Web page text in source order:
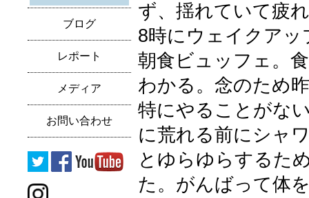
ブログ
レポート
メディア
お問い合わせ
ず、揺れていて疲
8時にウェイクア
朝食ビュッフェ。
わかる。念のため
特にやることがな
に荒れる前にシャ
とゆらゆらするた
た。がんばって体